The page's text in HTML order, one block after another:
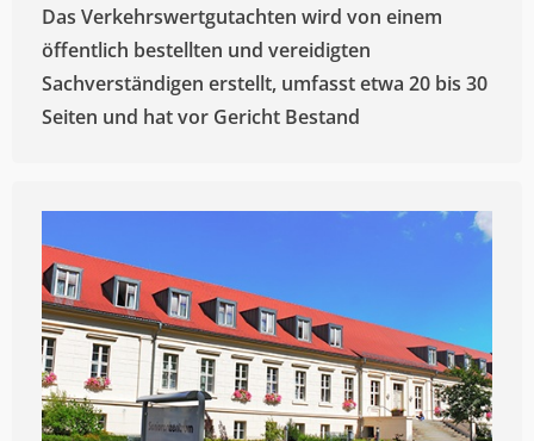
Das Verkehrswertgutachten wird von einem
öffentlich bestellten und vereidigten
Sachverständigen erstellt, umfasst etwa 20 bis 30
Seiten und hat vor Gericht Bestand